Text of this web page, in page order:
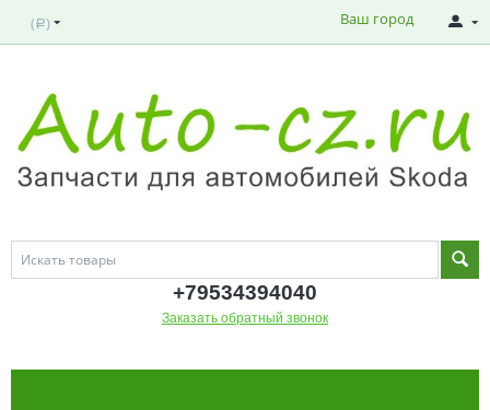
( Р ) Ваш город
+79534394040
Заказать обратный звонок